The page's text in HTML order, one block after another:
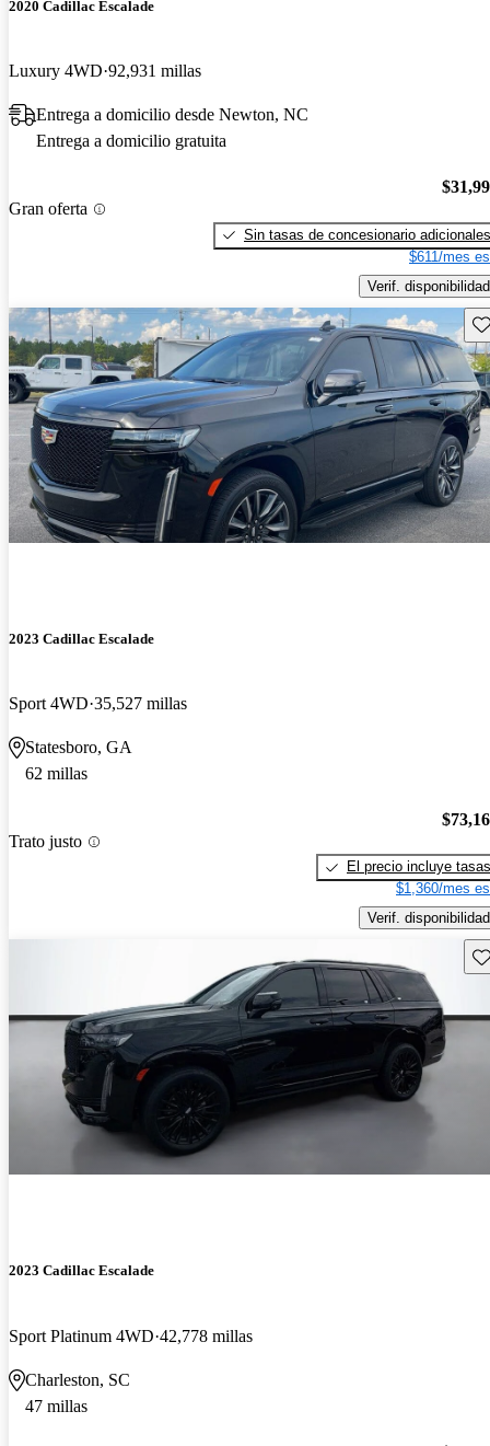
2020 Cadillac Escalade
Luxury 4WD 92,931 millas
Entrega a domicilio desde Newton, NC
Entrega a domicilio gratuita
Gran oferta
Sin tasas de concesionario adicionales
$611/mes
Verif. disponibilidad
2023 Cadillac Escalade
Sport 4WD 35,527 millas
Statesboro, GA
62 millas
Trato justo
El precio incluye tasas
$1,360/mes
Verif. disponibilidad
2023 Cadillac Escalade
Sport Platinum 4WD 42,778 millas
Charleston, SC
47 millas